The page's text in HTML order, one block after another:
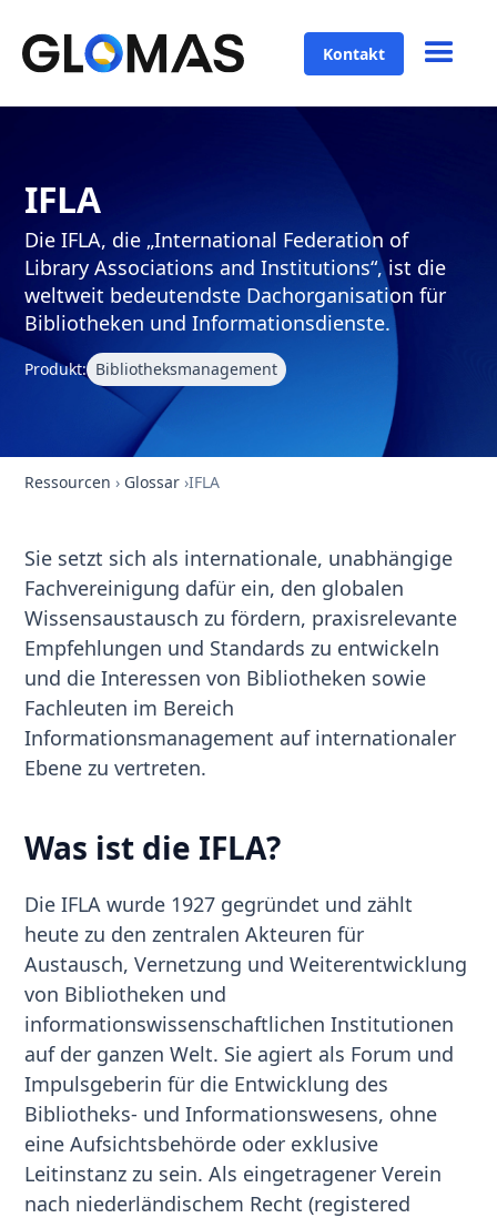
Kontakt
IFLA
Die IFLA, die „International Federation of
Library Associations and Institutions“, ist die
weltweit bedeutendste Dachorganisation für
Bibliotheken und Informationsdienste.
Produkt: Bibliotheksmanagement
Ressourcen › Glossar ›IFLA
Sie setzt sich als internationale, unabhängige
Fachvereinigung dafür ein, den globalen
Wissensaustausch zu fördern, praxisrelevante
Empfehlungen und Standards zu entwickeln
und die Interessen von Bibliotheken sowie
Fachleuten im Bereich
Informationsmanagement auf internationaler
Ebene zu vertreten.
Was ist die IFLA?
Die IFLA wurde 1927 gegründet und zählt
heute zu den zentralen Akteuren für
Austausch, Vernetzung und Weiterentwicklung
von Bibliotheken und
informationswissenschaftlichen Institutionen
auf der ganzen Welt. Sie agiert als Forum und
Impulsgeberin für die Entwicklung des
Bibliotheks- und Informationswesens, ohne
eine Aufsichtsbehörde oder exklusive
Leitinstanz zu sein. Als eingetragener Verein
nach niederländischem Recht (registered